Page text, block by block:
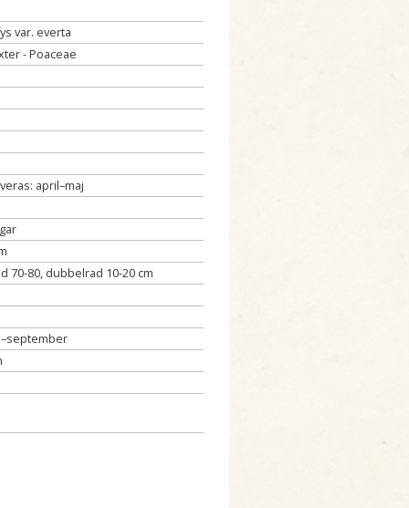
var. everta
- Poaceae
april–maj
70-80, dubbelrad 10-20 cm